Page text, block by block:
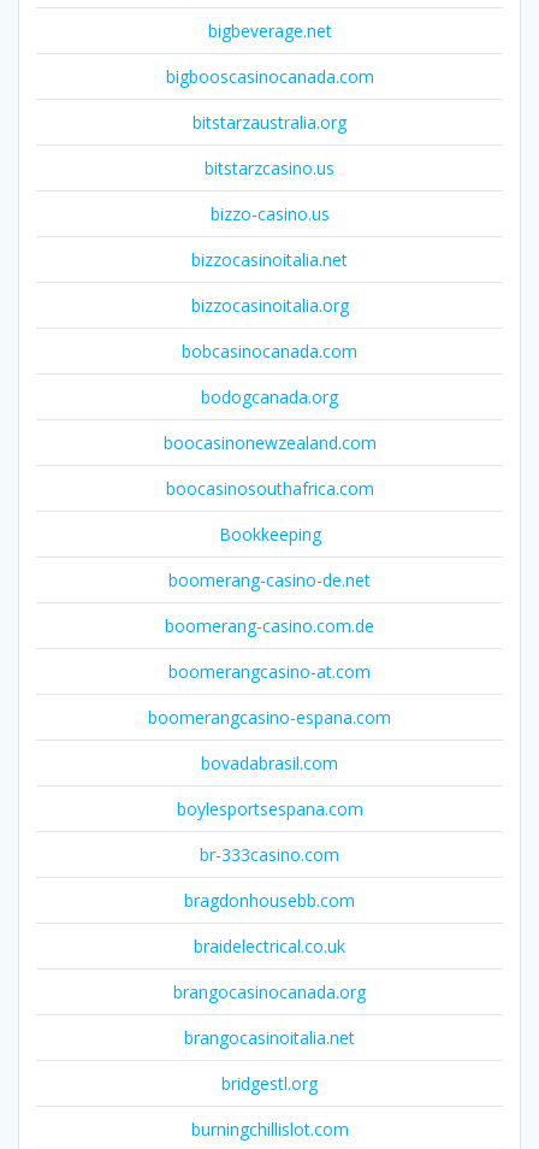
bigbeverage.net
bigbooscasinocanada.com
bitstarzaustralia.org
bitstarzcasino.us
bizzo-casino.us
bizzocasinoitalia.net
bizzocasinoitalia.org
bobcasinocanada.com
bodogcanada.org
boocasinonewzealand.com
boocasinosouthafrica.com
Bookkeeping
boomerang-casino-de.net
boomerang-casino.com.de
boomerangcasino-at.com
boomerangcasino-espana.com
bovadabrasil.com
boylesportsespana.com
br-333casino.com
bragdonhousebb.com
braidelectrical.co.uk
brangocasinocanada.org
brangocasinoitalia.net
bridgestl.org
burningchillislot.com